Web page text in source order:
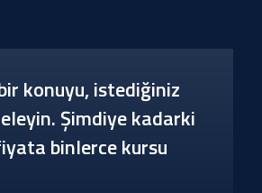
konuyu, istediğiniz
Şimdiye kadarki
binlerce kursu